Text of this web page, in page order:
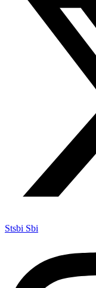
Stsbi Sbi